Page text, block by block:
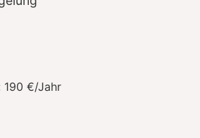
190 €/Jahr